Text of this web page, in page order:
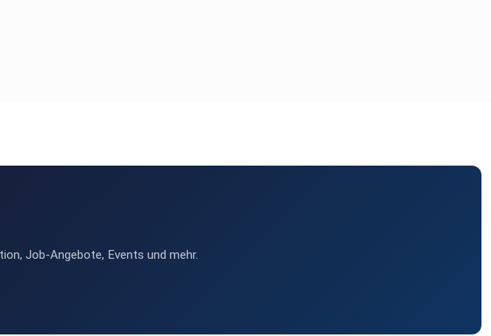
Job-Angebote, Events und mehr.